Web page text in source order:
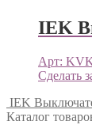
IEK
Арт:
Сделать
IEK
Каталог